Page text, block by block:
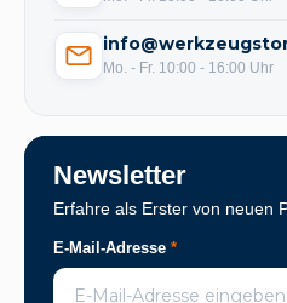
Mo. - Fr. 10:00 - 16:00 Uhr
Newsletter
Erfahre als Erster von neuen
E-Mail-Adresse *